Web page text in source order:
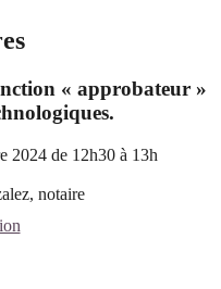
« approbateur »
2024 de 12h30 à 13h
notaire